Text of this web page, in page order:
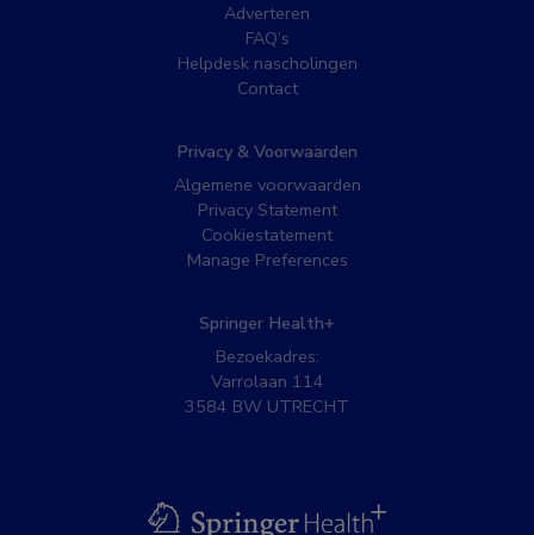
Adverteren
FAQ’s
Helpdesk nascholingen
Contact
Privacy & Voorwaarden
Algemene voorwaarden
Privacy Statement
Cookiestatement
Manage Preferences
Springer Health+
Bezoekadres:
Varrolaan 114
3584 BW UTRECHT
BSL